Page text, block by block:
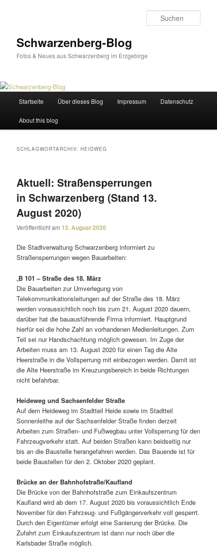
Schwarzenberg-Blog
Fotos & Neues aus Schwarzenberg im Erzgebirge
Startseite Über dieses Blog Impressum Datenschutz
About this blog
SCHLAGWORTARCHIV:HEIDWEG
Aktuell: Straßensperrungen
in Schwarzenberg (Stand 13.
August 2020)
Veröffentlicht am13. August 2020
Die Stadtverwaltung Schwarzenberg infor­miert zu
Straßensperrungen wegen Bauarbeiten:
„B 101 – Straße des 18. März
Die Bauarbeiten zur Umverlegung von
Telekommunikationsleitungen auf der Straße des 18. März
werden voraus­sicht­lich noch bis zum 21. August 2020 dauern,
darüber hat die bauaus­füh­rende Firma infor­miert. Hauptgrund
hierfür sei die hohe Zahl an vorhan­denen Medienleitungen. Zum
Teil sei nur Handschachtung möglich gewesen. Im Zuge der
Arbeiten muss am 13. August 2020 für einen Tag die Alte
Heerstraße in die Vollsperrung mit einbe­zogen werden. Damit ist
die Alte Heerstraße im Kreuzungsbereich in beide Richtungen
nicht befahrbar.
Heideweg und Sachsenfelder Straße
Auf dem Heideweg im Stadtteil Heide sowie im Stadtteil
Sonnenleithe auf der Sachsenfelder Straße finden derzeit
Arbeiten zum Straßen- und Fußwegbau unter Vollsperrung für den
Fahrzeugverkehr statt. Auf beiden Straßen kann beid­seitig nur
bis an die Baustelle heran­ge­fahren werden. Das Bauende ist für
beide Baustellen für den 2. Oktober 2020 geplant.
Brücke an der Bahnhofstraße/Kaufland
Die Brücke von der Bahnhofstraße zum Einkaufszentrum
Kaufland wird ab dem 17. August 2020 bis voraus­sicht­lich Ende
November für den Fahrzeug- und Fußgängerverkehr voll gesperrt.
Durch den Eigentümer erfolgt eine Sanierung der Brücke. Die
Zufahrt zum Einkaufszentrum ist dann nur noch über die
Karlsbader Straße möglich.